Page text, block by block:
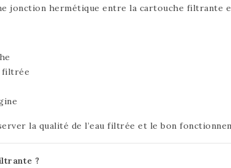
jonction hermétique entre la cartouche
filtrée
la qualité de l’eau filtrée et le bon
?